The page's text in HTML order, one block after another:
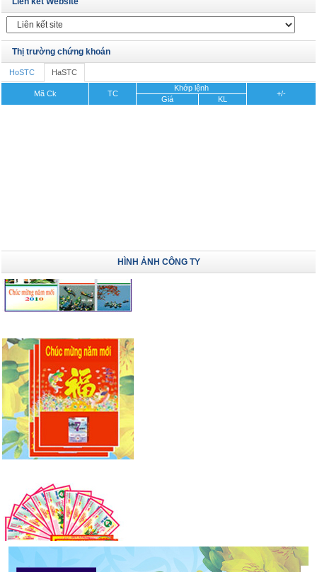
Thị trường chứng khoán
HoSTC HaSTC
Mã Ck TC
Khớp lệnh
+/-
Giá KL
HÌNH ẢNH CÔNG TY